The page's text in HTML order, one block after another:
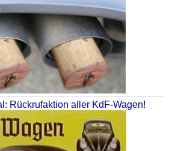
Rückrufaktion aller KdF-Wagen!